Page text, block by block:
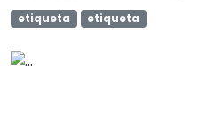
etiqueta etiqueta